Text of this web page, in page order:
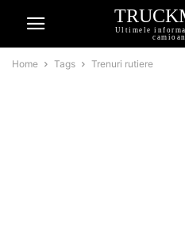
Ultimele
Home Tags Trenuri rutiere